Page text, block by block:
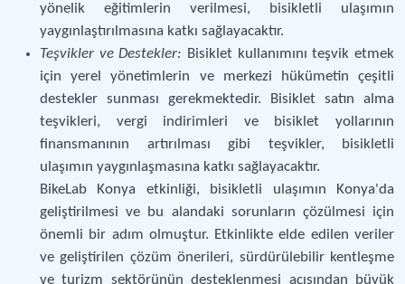
yönelik eğitimlerin verilmesi, bisikletli ulaşımın
yaygınlaştırılmasına katkı sağlayacaktır.
Teşvikler ve Destekler: Bisiklet kullanımını teşvik etmek
için yerel yönetimlerin ve merkezi hükümetin çeşitli
destekler sunması gerekmektedir. Bisiklet satın alma
teşvikleri, vergi indirimleri ve bisiklet yollarının
finansmanının artırılması gibi teşvikler, bisikletli
ulaşımın yaygınlaşmasına katkı sağlayacaktır.
BikeLab Konya etkinliği, bisikletli ulaşımın Konya'da
geliştirilmesi ve bu alandaki sorunların çözülmesi için
önemli bir adım olmuştur. Etkinlikte elde edilen veriler
ve geliştirilen çözüm önerileri, sürdürülebilir kentleşme
ve turizm sektörünün desteklenmesi açısından büyük